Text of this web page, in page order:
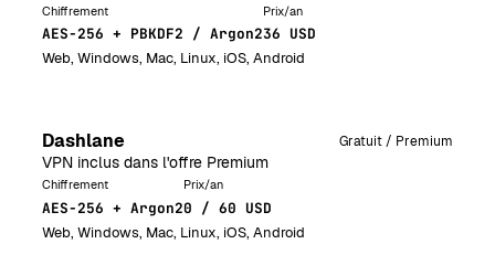
Chiffrement
AES-256 + PBKDF2 / Argon2
Prix/an
36 USD
Web, Windows, Mac, Linux, iOS, Android
Dashlane Gratuit / Premium
VPN inclus dans l'offre Premium
Chiffrement
AES-256 + Argon2
Prix/an
0 / 60 USD
Web, Windows, Mac, Linux, iOS, Android